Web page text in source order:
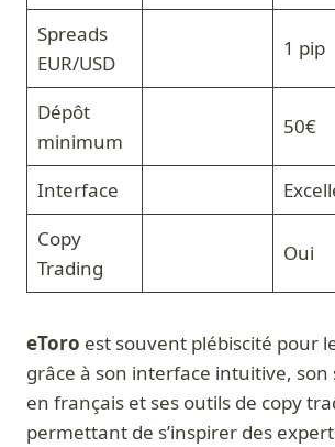
Spreads
EUR/USD
1 pip
Dépôt
minimum
50€
Interface
Copy
Trading
Oui
eToro est souvent plébiscité pour
grâce à son interface intuitive,
en français et ses outils de copy
permettant de s’inspirer des